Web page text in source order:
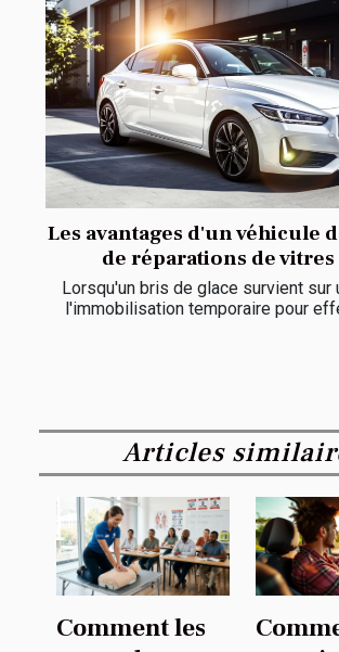
Les avantages d'un véhicule
de réparations de vitres
Lorsqu'un bris de glace survient sur
l'immobilisation temporaire pour
Articles
Comment les